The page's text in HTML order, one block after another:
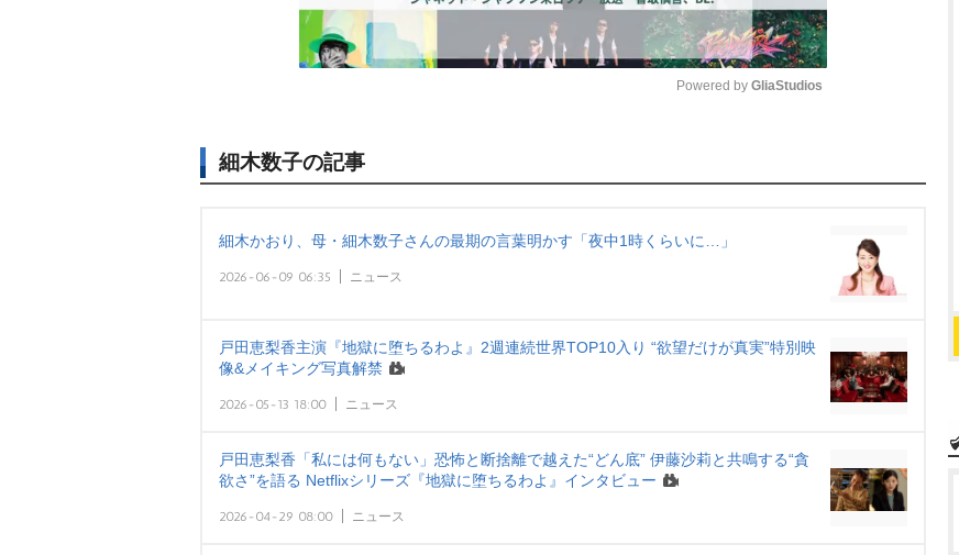
u
Powered by GliaStudios
細木数子の記事
細木かおり、母・細木数子さんの最期の言葉明かす「夜中1時くらいに…」
2026-06-09 06:35 ニュース
戸田恵梨香主演『地獄に堕ちるわよ』2週連続世界TOP10入り “欲望だけが真実”特別映
像&メイキング写真解禁
2026-05-13 18:00 ニュース
戸田恵梨香「私には何もない」恐怖と断捨離で越えた“どん底” 伊藤沙莉と共鳴する“貪
欲さ”を語る Netflixシリーズ『地獄に堕ちるわよ』インタビュー
2026-04-29 08:00 ニュース